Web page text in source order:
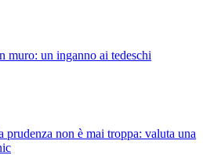
muro: un inganno ai tedeschi
prudenza non è mai troppa: valuta una